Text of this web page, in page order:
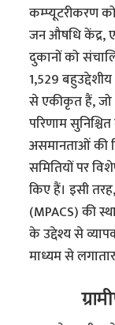
कम्प्यूटरीकरण
जन औषधि केंद्र,
दुकानों को
1,529
से एकीकृत हैं, जो
परिणाम
असमानताओं की
समितियों पर
किए हैं। इसी
(MPACS) की
के उद्देश्य से
माध्यम से